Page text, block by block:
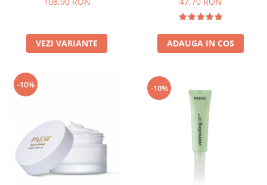
VEZI VARIANTE ADAUGA IN COS
-10% -10%